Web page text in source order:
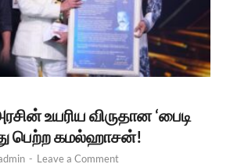
உயரிய விருதான ‘பைடி
பெற்ற கமல்ஹாசன்!
- Leave a Comment